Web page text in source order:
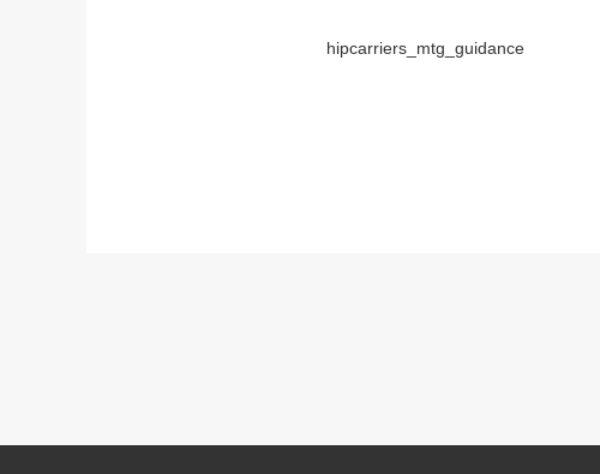
hipcarriers_mtg_guidance